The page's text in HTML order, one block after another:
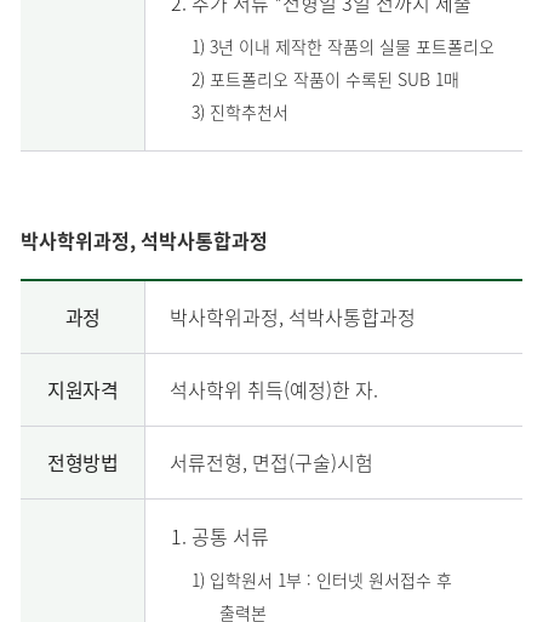
1) 3년 이내 제작한 작품의 실물 포트폴리오
2) 포트폴리오 작품이 수록된 SUB 1매
3) 진학추천서
박사학위과정, 석박사통합과정
과정 박사학위과정, 석박사통합과정
지원자격 석사학위 취득(예정)한 자.
전형방법 서류전형, 면접(구술)시험
공통 서류
1) 입학원서 1부 : 인터넷 원서접수 후
출력본